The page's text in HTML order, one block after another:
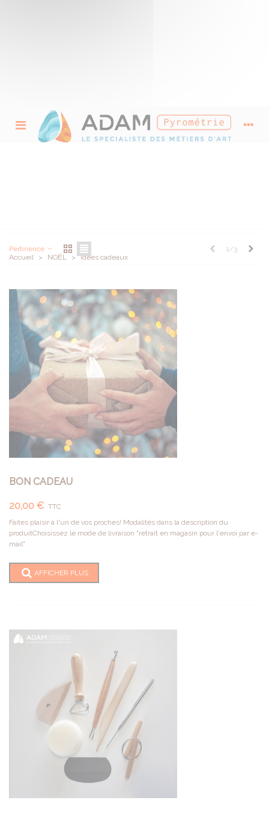
Accueil > NOËL > Idées cadeaux
Pertinence Précédent
1/3
BON CADEAU
20,00 € TTC
Faites plaisir à l'un de vos proches! Modalités dans la description du
produitChoisissez le mode de livraison "retrait en magasin pour l'envoi par e-
mail"
AFFICHER PLUS